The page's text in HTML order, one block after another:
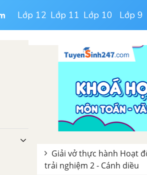
Lớp 12 Lớp 11 Lớp 10 Lớp 9
CHỦ ĐỀ 5. NGHỀ NGHIỆP TRONG CUỘC SỐNG
Giải vở thực hành Hoạt
trải nghiệm 2 - Cánh diều